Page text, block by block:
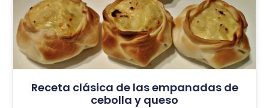
Receta clásica de las empanadas de
cebolla y queso